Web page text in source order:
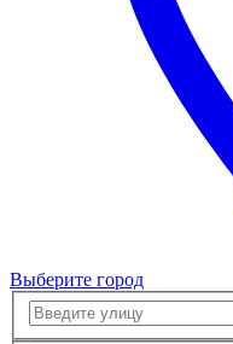
Выберите город